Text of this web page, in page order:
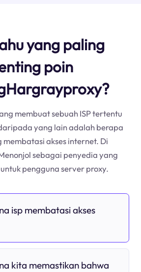
yang paling
poin
membuat sebuah ISP tertentu
yang lain adalah berapa
membatasi akses internet. Di
sebagai penyedia yang
pengguna server proxy.
isp membatasi akses
kita memastikan bahwa